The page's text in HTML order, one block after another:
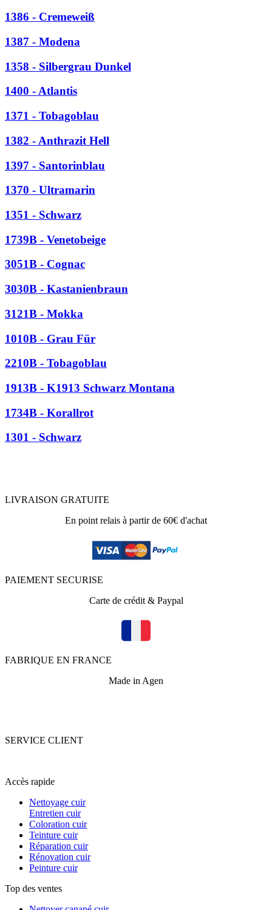
1386 - Cremeweiß
1387 - Modena
1358 - Silbergrau Dunkel
1400 - Atlantis
1371 - Tobagoblau
1382 - Anthrazit Hell
1397 - Santorinblau
1370 - Ultramarin
1351 - Schwarz
1739B - Venetobeige
3051B - Cognac
3030B - Kastanienbraun
3121B - Mokka
1010B - Grau Für
2210B - Tobagoblau
1913B - K1913 Schwarz Montana
1734B - Korallrot
1301 - Schwarz
LIVRAISON GRATUITE
En point relais à partir de 60€ d'achat
PAIEMENT SECURISE
Carte de crédit & Paypal
FABRIQUE EN FRANCE
Made in Agen
SERVICE CLIENT
Accès rapide
Nettoyage cuir
Entretien cuir
Coloration cuir
Teinture cuir
Réparation cuir
Rénovation cuir
Peinture cuir
Top des ventes